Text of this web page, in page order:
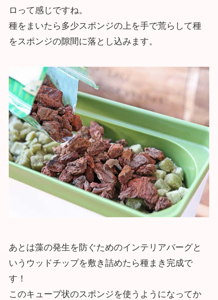
ロって感じですね。
種をまいたら多少スポンジの上を手で荒らして種
をスポンジの隙間に落とし込みます。
あとは藻の発生を防ぐためのインテリアバーグと
いうウッドチップを敷き詰めたら種まき完成で
す！
このキューブ状のスポンジを使うようになってか